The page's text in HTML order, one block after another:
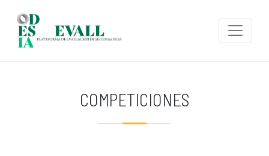
COMPETICIONES